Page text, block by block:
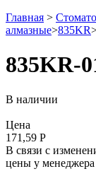
Главная >
алмазные>835KR
835KR-
В наличии
Цена
171,59 Р
В связи с
цены у менеджера